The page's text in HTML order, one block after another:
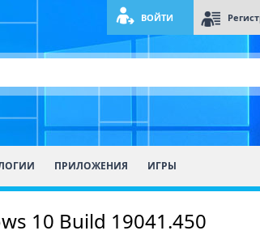
ВОЙТИ
ПРИЛОЖЕНИЯ ИГРЫ
10 Build 19041.450